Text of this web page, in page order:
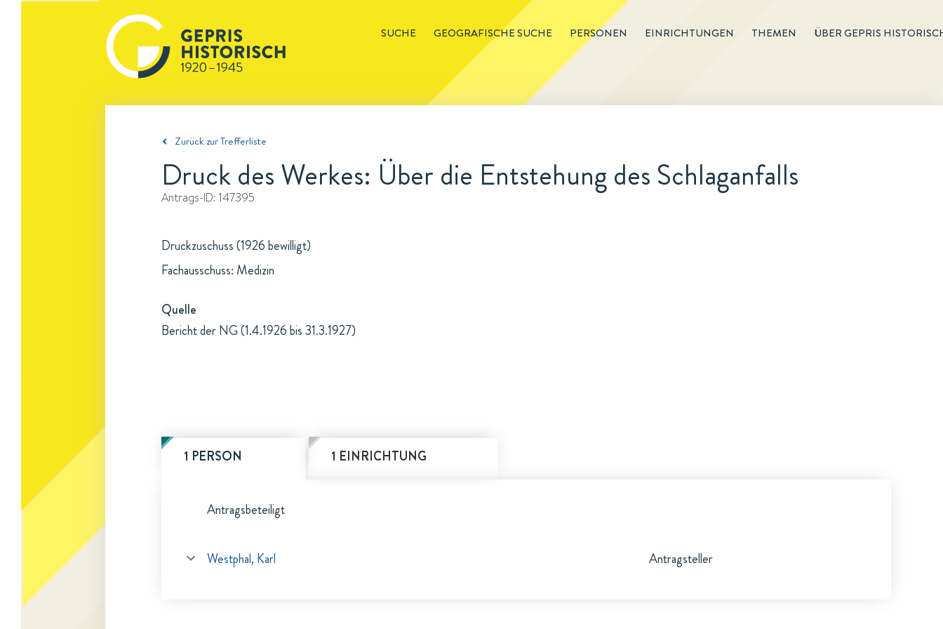
SUCHE GEOGRAFISCHE SUCHE PERSONEN EINRICHTUNGEN THEMEN ÜBER GEPRIS
Zurück zur Trefferliste
Druck des Werkes: Über die Entstehung des Schlaganfalls
Antrags-ID: 147395
Druckzuschuss (1926 bewilligt)
Fachausschuss: Medizin
Quelle
Bericht der NG (1.4.1926 bis 31.3.1927)
1 PERSON 1 EINRICHTUNG
Antragsbeteiligt
Westphal, Karl Antragsteller